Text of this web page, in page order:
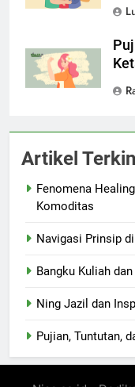
Artikel
Fenomena
Komoditas
Navigasi Prinsip
Bangku Kuliah
Ning Jazil dan
Pujian, Tuntutan,